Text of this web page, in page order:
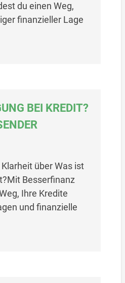
du einen Weg,
finanzieller Lage
BEI KREDIT?
über Was ist
Besserfinanz
Ihre Kredite
und finanzielle